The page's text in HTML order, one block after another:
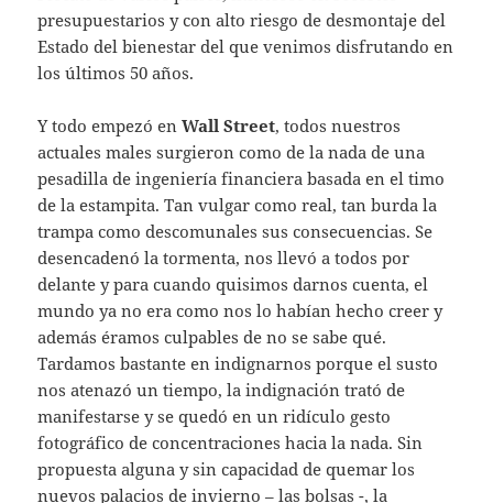
presupuestarios y con alto riesgo de desmontaje del
Estado del bienestar del que venimos disfrutando en
los últimos 50 años.
Y todo empezó en Wall Street, todos nuestros
actuales males surgieron como de la nada de una
pesadilla de ingeniería financiera basada en el timo
de la estampita. Tan vulgar como real, tan burda la
trampa como descomunales sus consecuencias. Se
desencadenó la tormenta, nos llevó a todos por
delante y para cuando quisimos darnos cuenta, el
mundo ya no era como nos lo habían hecho creer y
además éramos culpables de no se sabe qué.
Tardamos bastante en indignarnos porque el susto
nos atenazó un tiempo, la indignación trató de
manifestarse y se quedó en un ridículo gesto
fotográfico de concentraciones hacia la nada. Sin
propuesta alguna y sin capacidad de quemar los
nuevos palacios de invierno – las bolsas -, la